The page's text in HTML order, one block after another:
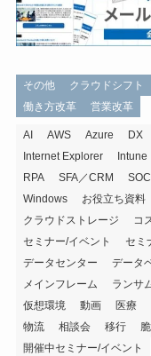
その他 クラウドシフト
働き方改革
営業改革
AI AWS Azure DX
Internet Explorer
Intune
RPA
SFA／CRM SOC
Windows
お役立ち資料
クラウドストレージ
コ
セミナー/イベント
セミ
データセンター
データ
メインフレーム
ランサ
仮想環境
動画 医療
物流
相談会 移行
開催中セミナー/イベント